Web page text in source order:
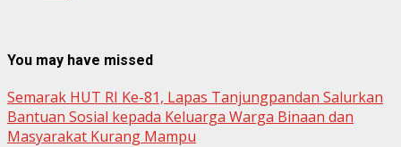
You may have missed
Semarak HUT RI Ke-81, Lapas Tanjungpandan Salurkan
Bantuan Sosial kepada Keluarga Warga Binaan dan
Masyarakat Kurang Mampu